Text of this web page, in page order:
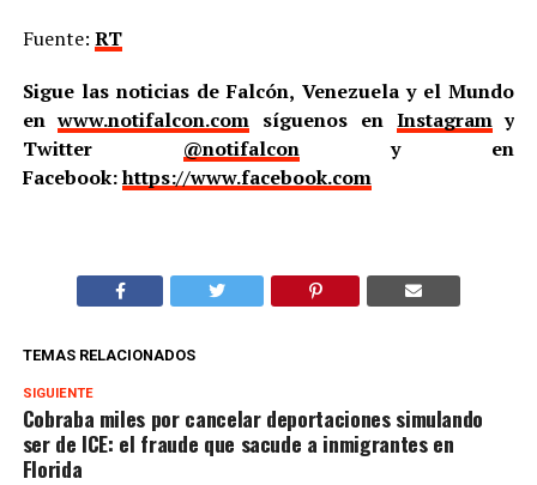
Fuente: RT
Sigue las noticias de Falcón, Venezuela y el Mundo
enwww.notifalcon.com síguenos en Instagramy
Twitter @notifalcony en
Facebook:https://www.facebook.com
TEMAS RELACIONADOS
SIGUIENTE
Cobraba miles por cancelar deportaciones simulando
ser de ICE: el fraude que sacude a inmigrantes en
Florida